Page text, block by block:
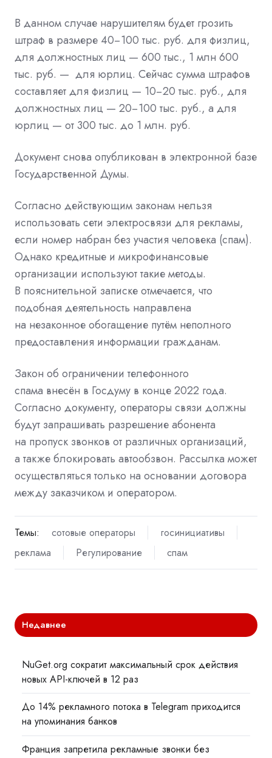
В данном случае нарушителям будет грозить
штраф в размере 40−100 тыс. руб. для физлиц,
для должностных лиц — 600 тыс., 1 млн 600
тыс. руб. — для юрлиц. Сейчас сумма штрафов
составляет для физлиц — 10−20 тыс. руб., для
должностных лиц — 20−100 тыс. руб., а для
юрлиц — от 300 тыс. до 1 млн. руб.
Документ снова опубликован в электронной базе
Государственной Думы.
Согласно действующим законам нельзя
использовать сети электросвязи для рекламы,
если номер набран без участия человека (спам).
Однако кредитные и микрофинансовые
организации используют такие методы.
В пояснительной записке отмечается, что
подобная деятельность направлена
на незаконное обогащение путём неполного
предоставления информации гражданам.
Закон об ограничении телефонного
спама внесён в Госдуму в конце 2022 года.
Согласно документу, операторы связи должны
будут запрашивать разрешение абонента
на пропуск звонков от различных организаций,
а также блокировать автообзвон. Рассылка может
осуществляться только на основании договора
между заказчиком и оператором.
Темы: сотовые операторы
госинициативы
реклама
Регулирование спам
Недавнее
NuGet.org сократит максимальный срок действия
новых API-ключей в 12 раз
До 14% рекламного потока в Telegram приходится
на упоминания банков
Франция запретила рекламные звонки без